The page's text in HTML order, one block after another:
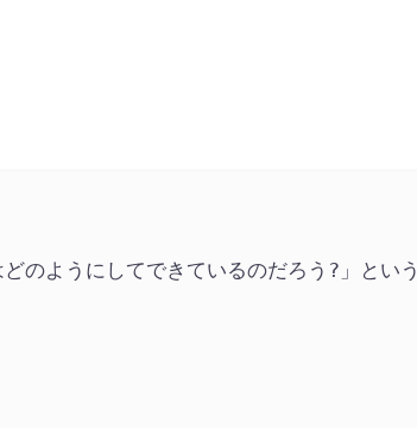
のようにしてできているのだろう?」と